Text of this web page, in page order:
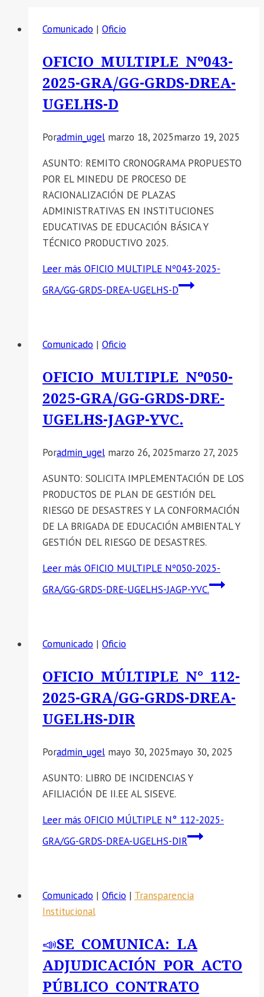
Comunicado | Oficio
OFICIO MULTIPLE Nº043-
2025-GRA/GG-GRDS-DREA-
UGELHS-D
Poradmin_ugel marzo 18, 2025marzo 19, 2025
ASUNTO: REMITO CRONOGRAMA PROPUESTO
POR EL MINEDU DE PROCESO DE
RACIONALIZACIÓN DE PLAZAS
ADMINISTRATIVAS EN INSTITUCIONES
EDUCATIVAS DE EDUCACIÓN BÁSICA Y
TÉCNICO PRODUCTIVO 2025.
Leer más OFICIO MULTIPLE Nº043-2025-
GRA/GG-GRDS-DREA-UGELHS-D
Comunicado | Oficio
OFICIO MULTIPLE Nº050-
2025-GRA/GG-GRDS-DRE-
UGELHS-JAGP-YVC.
Poradmin_ugel marzo 26, 2025marzo 27, 2025
ASUNTO: SOLICITA IMPLEMENTACIÓN DE LOS
PRODUCTOS DE PLAN DE GESTIÓN DEL
RIESGO DE DESASTRES Y LA CONFORMACIÓN
DE LA BRIGADA DE EDUCACIÓN AMBIENTAL Y
GESTIÓN DEL RIESGO DE DESASTRES.
Leer más OFICIO MULTIPLE Nº050-2025-
GRA/GG-GRDS-DRE-UGELHS-JAGP-YVC.
Comunicado | Oficio
OFICIO MÚLTIPLE N° 112-
2025-GRA/GG-GRDS-DREA-
UGELHS-DIR
Poradmin_ugel mayo 30, 2025mayo 30, 2025
ASUNTO: LIBRO DE INCIDENCIAS Y
AFILIACIÓN DE II.EE AL SISEVE.
Leer más OFICIO MÚLTIPLE N° 112-2025-
GRA/GG-GRDS-DREA-UGELHS-DIR
Comunicado | Oficio | Transparencia
Institucional
📣SE COMUNICA: LA
ADJUDICACIÓN POR ACTO
PÚBLICO CONTRATO